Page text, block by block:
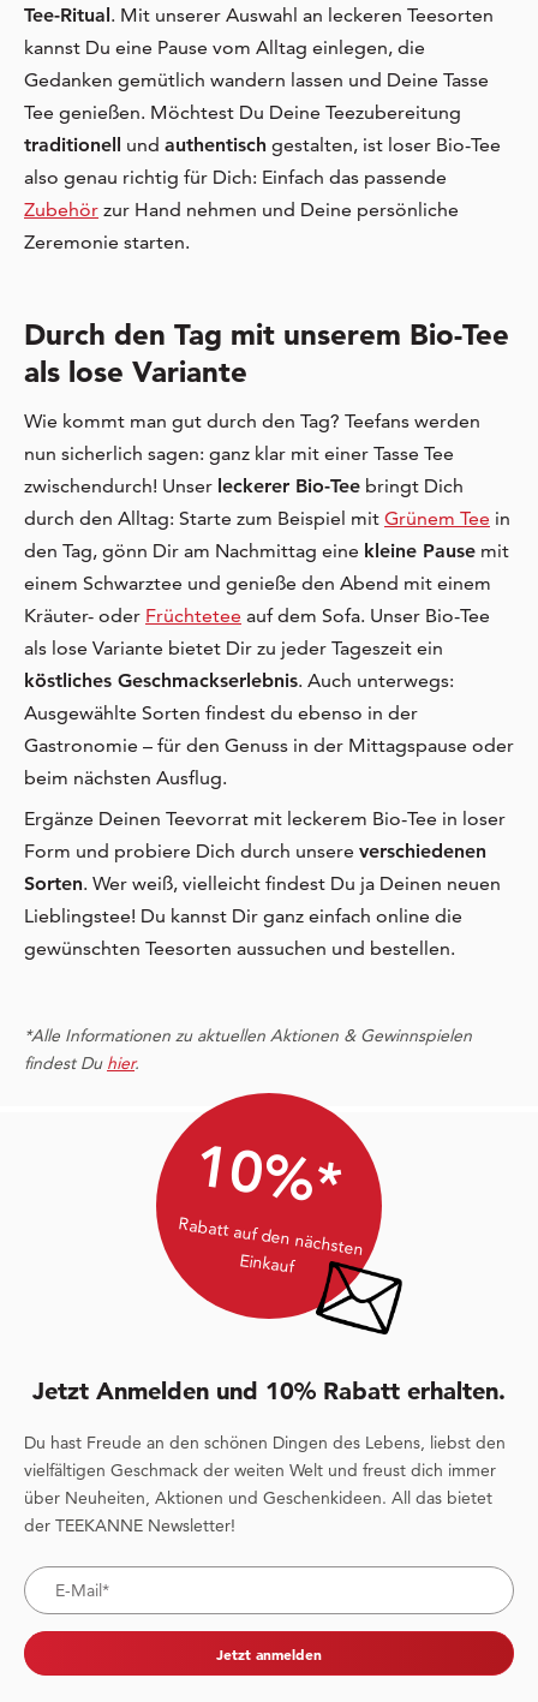
Tee-Ritual. Mit unserer Auswahl an leckeren Teesorten
kannst Du eine Pause vom Alltag einlegen, die
Gedanken gemütlich wandern lassen und Deine Tasse
Tee genießen. Möchtest Du Deine Teezubereitung
traditionell und authentisch gestalten, ist loser Bio-Tee
also genau richtig für Dich: Einfach das passende
Zubehör zur Hand nehmen und Deine persönliche
Zeremonie starten.
Durch den Tag mit unserem Bio-Tee
als lose Variante
Wie kommt man gut durch den Tag? Teefans werden
nun sicherlich sagen: ganz klar mit einer Tasse Tee
zwischendurch! Unser leckerer Bio-Tee bringt Dich
durch den Alltag: Starte zum Beispiel mit Grünem Tee in
den Tag, gönn Dir am Nachmittag eine kleine Pause mit
einem Schwarztee und genieße den Abend mit einem
Kräuter- oder Früchtetee auf dem Sofa. Unser Bio-Tee
als lose Variante bietet Dir zu jeder Tageszeit ein
köstliches Geschmackserlebnis. Auch unterwegs:
Ausgewählte Sorten findest du ebenso in der
Gastronomie – für den Genuss in der Mittagspause oder
beim nächsten Ausflug.
Ergänze Deinen Teevorrat mit leckerem Bio-Tee in loser
Form und probiere Dich durch unsere verschiedenen
Sorten. Wer weiß, vielleicht findest Du ja Deinen neuen
Lieblingstee! Du kannst Dir ganz einfach online die
gewünschten Teesorten aussuchen und bestellen.
*Alle Informationen zu aktuellen Aktionen & Gewinnspielen
findest Du hier.
10%*
Rabatt auf den nächsten
Einkauf
Jetzt Anmelden und 10% Rabatt erhalten.
Du hast Freude an den schönen Dingen des Lebens, liebst den
vielfältigen Geschmack der weiten Welt und freust dich immer
über Neuheiten, Aktionen und Geschenkideen. All das bietet
der TEEKANNE Newsletter!
Jetzt anmelden